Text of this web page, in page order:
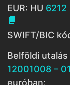
EUR: HU

SWIFT/BIC
Belföldi
12001008 –
euróban: